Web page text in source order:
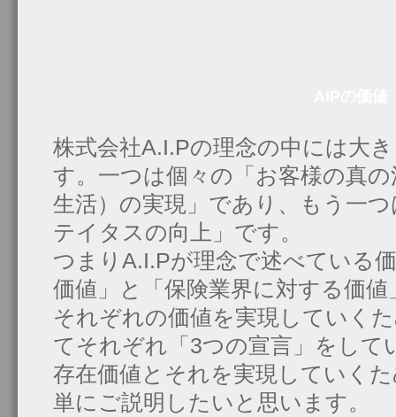
株式会社A.I.Pの理念の中には大
す。一つは個々の「お客様の真
生活）の実現」であり、もう一
テイタスの向上」です。
つまりA.I.Pが理念で述べている
価値」と「保険業界に対する価
それぞれの価値を実現していく
てそれぞれ「3つの宣言」をして
存在価値とそれを実現していく
単にご説明したいと思います。